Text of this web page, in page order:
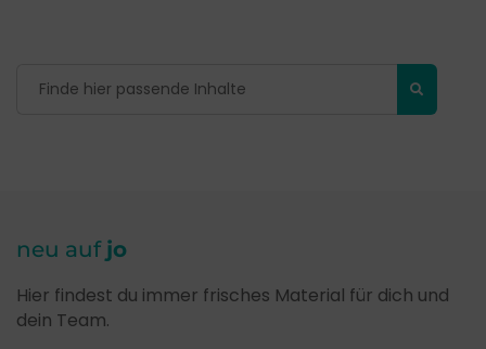
neu auf jo
Hier findest du immer frisches Material für dich und
dein Team.